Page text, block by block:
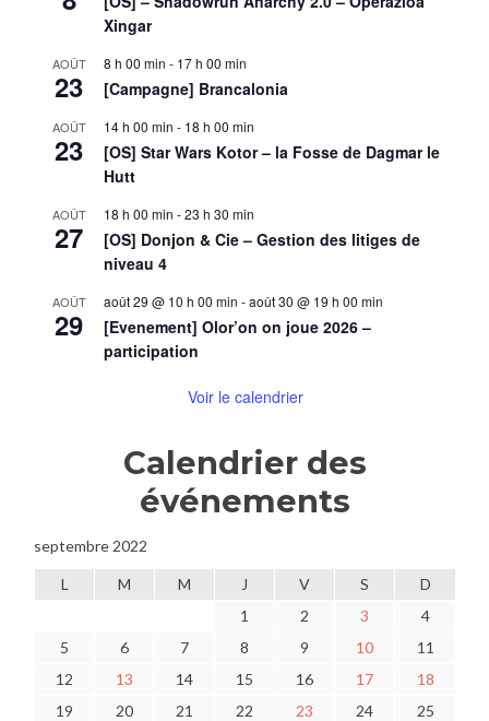
Xingar
AOÛT
23
8 h 00 min - 17 h 00 min
[Campagne] Brancalonia
AOÛT
23
14 h 00 min - 18 h 00 min
[OS] Star Wars Kotor – la Fosse de Dagmar le
Hutt
AOÛT
27
18 h 00 min -23 h 30 min
[OS] Donjon & Cie – Gestion des litiges de
niveau 4
AOÛT
29
août 29 @ 10 h 00 min -août 30 @ 19 h 00 min
[Evenement] Olor’on on joue 2026 –
participation
Voir le calendrier
Calendrier des
événements
septembre 2022
L M M J V S
D
1
2 3
4
5
6 7 8 9 10
11
12
13 14 15 16 17
18
19
20 21 22 23 24
25